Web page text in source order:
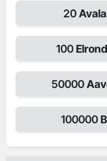
20
100
50000
100000